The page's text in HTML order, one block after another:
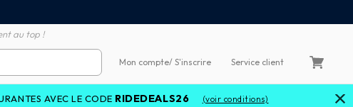
au top !
Mon compte/ S'inscrire Service client
LE CODERIDEDEALS26 (voir conditions)